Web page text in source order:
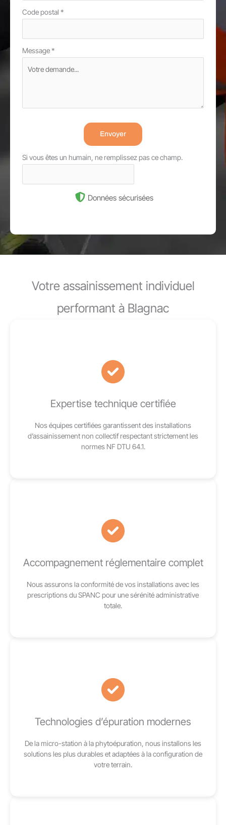
Code postal *
Message*
Envoyer
Si vous êtes un humain, ne remplissez pas ce champ.
Données sécurisées
Votre assainissement individuel
performant à Blagnac
Expertise technique certifiée
Nos équipes certifiées garantissent des installations
d’assainissement non collectif respectant strictement les
normes NF DTU 64.1.
Accompagnement réglementaire complet
Nous assurons la conformité de vos installations avec les
prescriptions du SPANC pour une sérénité administrative
totale.
Technologies d’épuration modernes
De la micro-station à la phytoépuration, nous installons les
solutions les plus durables et adaptées à la configuration de
votre terrain.